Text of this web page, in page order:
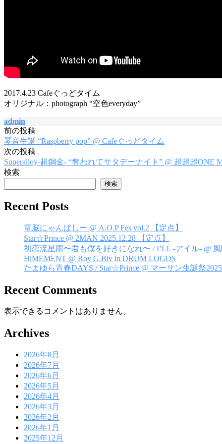
2017.4.23 Cafeぐっどタイム
オリジナル：photograph “空色everyday”
admin
投
稿
ナ
ビ
ー
前の投稿
琴音生誕 “Raspberry pop” @ Cafeぐっどタイム
次の投稿
Superalloy-超鋼金- “奪われてサタデーナイト” @ 超超超ONE
検索
検索
Recent Posts
電脳にゃんぱしー @ A.O.P Fes vol.2 【定点】
Star☆Prince @ 2MAN 2025.12.28 【定点】
初恋流星雨〜君も僕を好きになれ〜 / I’LL -アイル- @
HiMEMENT @ Roy G.Biv in DRUM LOGOS
たまゆら青春DAYS / Star☆Prince @ マーサン生誕祭2025
Recent Comments
表示できるコメントはありません。
Archives
2026年8月
2026年7月
2026年6月
2026年5月
2026年4月
2026年3月
2026年2月
2026年1月
2025年12月